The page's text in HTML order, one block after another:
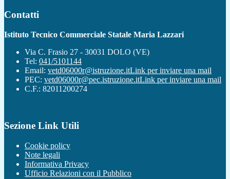
Contatti
Istituto Tecnico Commerciale Statale Maria Lazzari
Via C. Frasio 27 - 30031 DOLO (VE)
Tel: 041/5101144
Email: vetd06000r@istruzione.itLink per inviare una mail
PEC: vetd06000r@pec.istruzione.itLink per inviare una mail
C.F.: 82011200274
Sezione Link Utili
Cookie policy
Note legali
Informativa Privacy
Ufficio Relazioni con il Pubblico